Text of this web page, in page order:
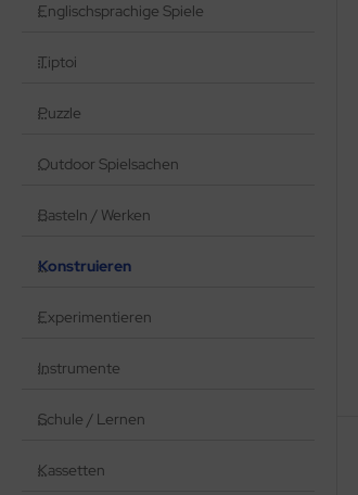
Englischsprachige Spiele
Tiptoi
Puzzle
Outdoor Spielsachen
Basteln / Werken
Konstruieren
Experimentieren
Instrumente
Schule / Lernen
Kassetten